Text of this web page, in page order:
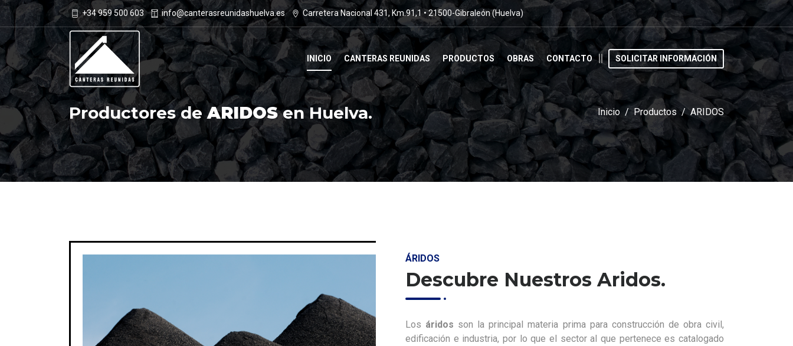
+34 959 500 603 info@canterasreunidashuelva.es Carretera Nacional 431, Km.91,1 • 21500-Gibraleón (Huelva)
INICIO CANTERAS REUNIDAS PRODUCTOS OBRAS CONTACTO SOLICITAR INFORMACIÓN
Productores deARIDOSen Huelva. Inicio Productos ARIDOS
ÁRIDOS
Descubre Nuestros Aridos.
Los áridos son la principal materia prima para construcción de obra civil,
edificación e industria, por lo que el sector al que pertenece es catalogado